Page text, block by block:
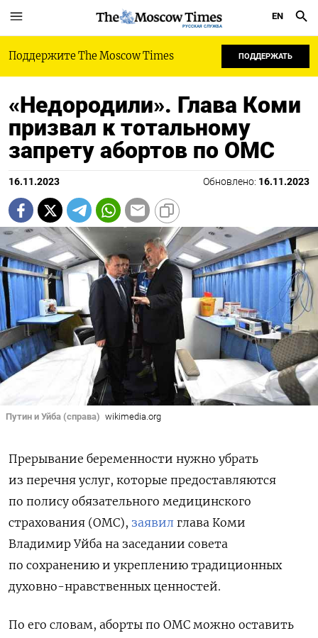
РУССКАЯ СЛУЖБА
EN
Поддержите The Moscow Times ПОДДЕРЖАТЬ
«Недородили». Глава Коми
призвал к тотальному
запрету абортов по ОМС
16.11.2023 Обновлено: 16.11.2023
Путин и Уйба (справа) wikimedia.org
Прерывание беременности нужно убрать
из перечня услуг, которые предоставляются
по полису обязательного медицинского
страхования (ОМС), заявил глава Коми
Владимир Уйба на заседании совета
по сохранению и укреплению традиционных
духовно-нравственных ценностей.
По его словам, аборты по ОМС можно оставить